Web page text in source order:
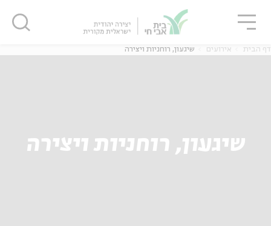
דף הבית אירועים שיגעון, רוחניות ויצירה
שיגעון, רוחניות ויצירה
סגור